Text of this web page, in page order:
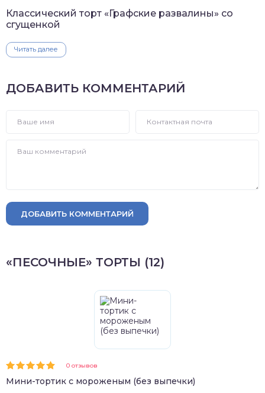
Классический торт «Графские развалины» со
сгущенкой
Читать далее
ДОБАВИТЬ КОММЕНТАРИЙ
ДОБАВИТЬ КОММЕНТАРИЙ
«ПЕСОЧНЫЕ» ТОРТЫ (12)
0 отзывов
Мини-тортик с мороженым (без выпечки)